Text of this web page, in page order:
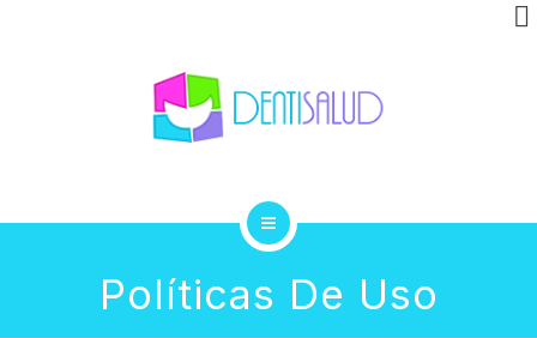
TRATAMIENTOSPolíticas De Uso